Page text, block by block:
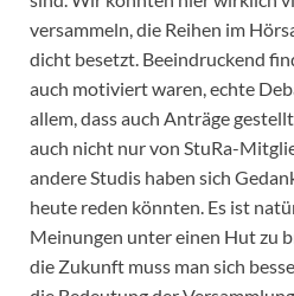
versammeln, die Reihen im
dicht besetzt. Beeindruckend
auch motiviert waren, echte
allem, dass auch Anträge
auch nicht nur von StuRa-
andere Studis haben sich
heute reden könnten. Es ist
Meinungen unter einen Hut zu
die Zukunft muss man sich